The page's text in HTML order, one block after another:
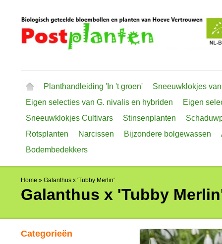
Planthandleiding 'In 't groen'
Sneeuwklokjes
Eigen selecties van G. nivalis en hybriden
Eigen
Sneeuwklokjes Cultivars
Stinsenplanten
Rotsplanten
Narcissen Bijzondere bolgewassen
Bodembedekkers
Home » Galanthus x 'Tubby Merlin'
Galanthus x 'Tubby
Categorieën